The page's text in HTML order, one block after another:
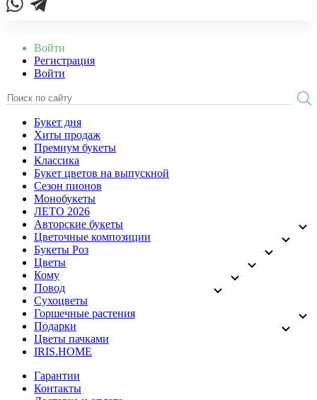
Войти
Регистрация
Войти
Букет дня
Хиты продаж
Премиум букеты
Классика
Букет цветов на выпускной
Сезон пионов
Монобукеты
ЛЕТО 2026
Авторские букеты
Цветочные композиции
Букеты Роз
Цветы
Кому
Повод
Сухоцветы
Горшечные растения
Подарки
Цветы пачками
IRIS.HOME
Гарантии
Контакты